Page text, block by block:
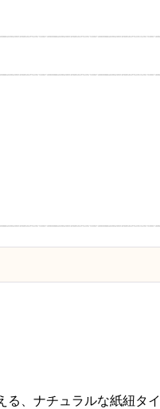
る、ナチュラルな紙紐タイ